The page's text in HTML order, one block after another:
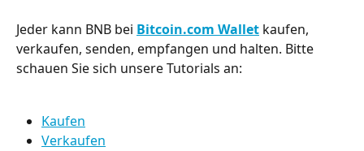
Jeder kann BNB bei Bitcoin.com Wallet kaufen,
verkaufen, senden, empfangen und halten. Bitte
schauen Sie sich unsere Tutorials an:
Kaufen
Verkaufen